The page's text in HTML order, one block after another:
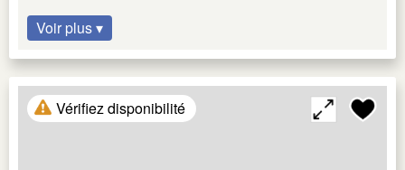
Voir plus ▾
Vérifiez disponibilité